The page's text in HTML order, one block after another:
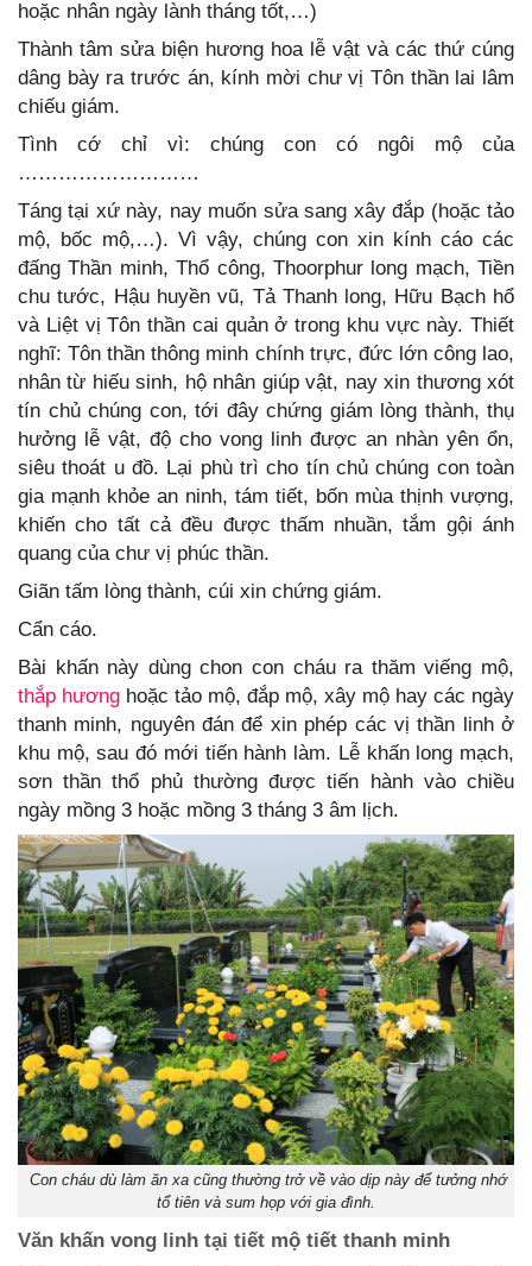
hoặc nhân ngày lành tháng tốt,…)
Thành tâm sửa biện hương hoa lễ vật và các thứ cúng
dâng bày ra trước án, kính mời chư vị Tôn thần lai lâm
chiếu giám.
Tình cớ chỉ vì: chúng con có ngôi mộ của
………………………
Táng tại xứ này, nay muốn sửa sang xây đắp (hoặc tảo
mộ, bốc mộ,…). Vì vậy, chúng con xin kính cáo các
đấng Thần minh, Thổ công, Thoorphur long mạch, Tiền
chu tước, Hậu huyền vũ, Tả Thanh long, Hữu Bạch hổ
và Liệt vị Tôn thần cai quản ở trong khu vực này. Thiết
nghĩ: Tôn thần thông minh chính trực, đức lớn công lao,
nhân từ hiếu sinh, hộ nhân giúp vật, nay xin thương xót
tín chủ chúng con, tới đây chứng giám lòng thành, thụ
hưởng lễ vật, độ cho vong linh được an nhàn yên ổn,
siêu thoát u đồ. Lại phù trì cho tín chủ chúng con toàn
gia mạnh khỏe an ninh, tám tiết, bốn mùa thịnh vượng,
khiến cho tất cả đều được thấm nhuần, tắm gội ánh
quang của chư vị phúc thần.
Giãn tấm lòng thành, cúi xin chứng giám.
Cẩn cáo.
Bài khấn này dùng chon con cháu ra thăm viếng mộ,
thắp hương hoặc tảo mộ, đắp mộ, xây mộ hay các ngày
thanh minh, nguyên đán để xin phép các vị thần linh ở
khu mộ, sau đó mới tiến hành làm. Lễ khấn long mạch,
sơn thần thổ phủ thường được tiến hành vào chiều
ngày mồng 3 hoặc mồng 3 tháng 3 âm lịch.
Con cháu dù làm ăn xa cũng thường trở về vào dịp này để tưởng nhớ
tổ tiên và sum họp với gia đình.
Văn khấn vong linh tại tiết mộ tiết thanh minh